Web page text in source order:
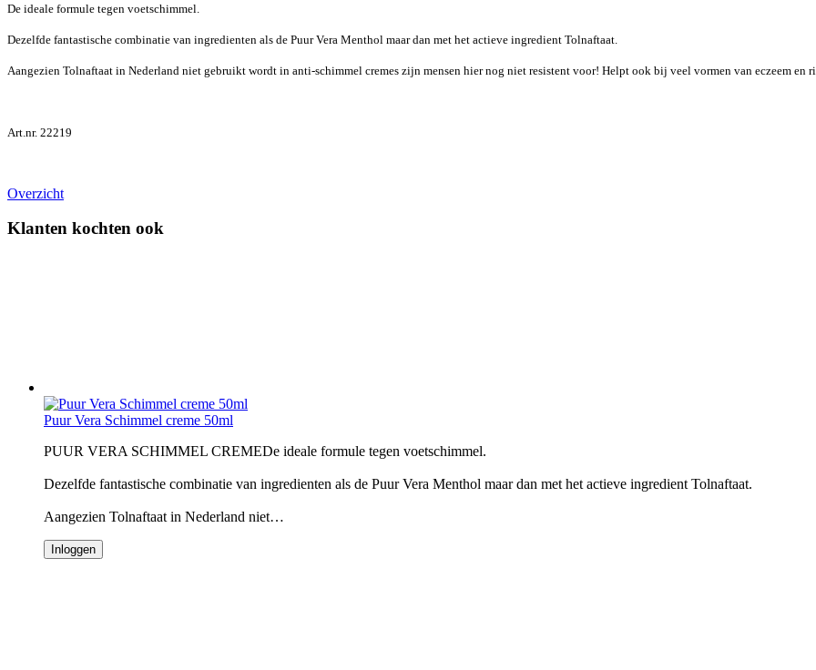
De ideale formule tegen voetschimmel.
Dezelfde fantastische combinatie van ingredienten als de Puur Vera Menthol maar dan met het actieve ingredient Tolnaftaat.
Aangezien Tolnaftaat in Nederland niet gebruikt wordt in anti-schimmel cremes zijn mensen hier nog niet resistent voor! Helpt ook bij veel vormen van eczeem en
Art.nr. 22219
Overzicht
Klanten kochten ook
Puur Vera Schimmel creme 50ml
PUUR VERA SCHIMMEL CREMEDe ideale formule tegen voetschimmel.
Dezelfde fantastische combinatie van ingredienten als de Puur Vera Menthol maar dan met het actieve ingredient Tolnaftaat.
Aangezien Tolnaftaat in Nederland niet…
Inloggen